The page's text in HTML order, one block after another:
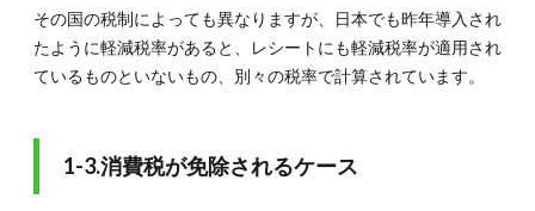
まと
め
その国の税制によっても異なりますが、日本でも昨年導入され
たように軽減税率があると、レシートにも軽減税率が適用され
ているものといないもの、別々の税率で計算されています。
1-3.消費税が免除されるケース